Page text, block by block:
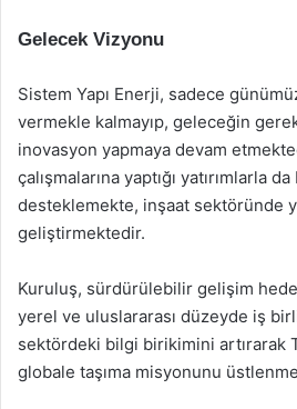
Gelecek Vizyonu
Sistem Yapı Enerji, sadece
vermekle kalmayıp, geleceğin
inovasyon yapmaya devam
çalışmalarına yaptığı yatırımlarla
desteklemekte, inşaat sektöründe
geliştirmektedir.
Kuruluş, sürdürülebilir gelişim
yerel ve uluslararası düzeyde iş
sektördeki bilgi birikimini artırarak
globale taşıma misyonunu